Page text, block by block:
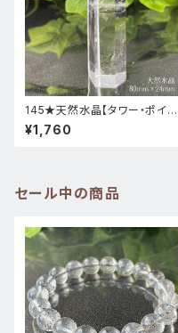
145★天然水晶【タワー・ポイン
ト・原石】天然石パワーストーン
インテリア風水置物
¥1,760
セール中の商品